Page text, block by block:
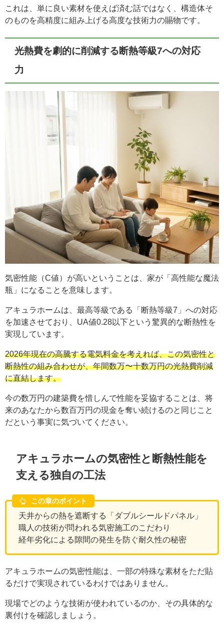
これは、単に良い素材を使えば済む話ではなく、構造体そ
のものを高精度に組み上げる高度な技術力の賜物です。
光熱費を劇的に削減する断熱等級7への対応
力
気密性能（C値）が高いということは、家が「高性能な魔法
瓶」になることを意味します。
アキュラホームは、最高等級である「断熱等級7」への対応
を加速させており、UA値0.28以下という驚異的な断熱性を
実現しています。
2026年現在の高騰する電気料金を考えれば、この気密性と
断熱性の組み合わせが、年間数万〜十数万円の光熱費削減
に直結します。
今の数万円の建築費を惜しんで性能を妥協することは、将
来のあなたから数百万円の現金を奪い続けるのと同じこと
だという事実に気づいてください。
アキュラホームの気密性と断熱性能を
支える独自の工法
この章のポイント
天井からの熱を遮断する「ダブルシールドパネル」
職人の技術が問われる気密施工のこだわり
経年劣化による隙間の発生を防ぐ耐久性の秘密
アキュラホームの気密性能は、一部の特殊な素材をただ貼
るだけで実現されているわけではありません。
現場でどのような技術が使われているのか、その具体的な
裏付けを確認しましょう。